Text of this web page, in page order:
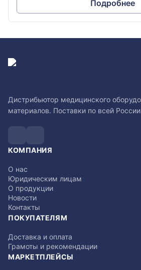
Подробнее
Дистрибьютор медицинского
материалов. Поставки по всей
КОМПАНИЯ
О нас
Юридическим лицам
О продукции
Новости
Контакты
ПОКУПАТЕЛЯМ
Доставка и оплата
Грамоты и рекомендации
МАРКЕТПЛЕЙСЫ